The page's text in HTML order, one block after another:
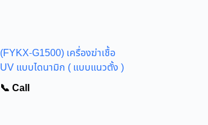
(FYKX-G1500) เครื่องฆ่าเชื้อ
UV แบบไดนามิก ( แบบแนวตั้ง )
📞 Call